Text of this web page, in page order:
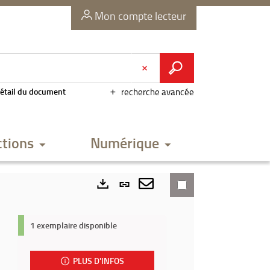
Mon compte lecteur
recherche avancée
du document
Numérique
Lien
permanent
fenêtre)
Envoyer
mail
1 exemplaire disponible
PLUS D'INFOS